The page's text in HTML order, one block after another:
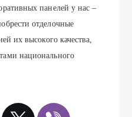
панелей у нас –
отделочные
их высокого качества,
национального